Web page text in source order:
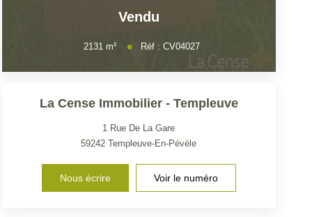
Vendu
2131 m² Réf : CV04027
La Cense Immobilier - Templeuve
1 Rue De La Gare
59242Templeuve-En-Pévèle
Nous écrire Voir le numéro